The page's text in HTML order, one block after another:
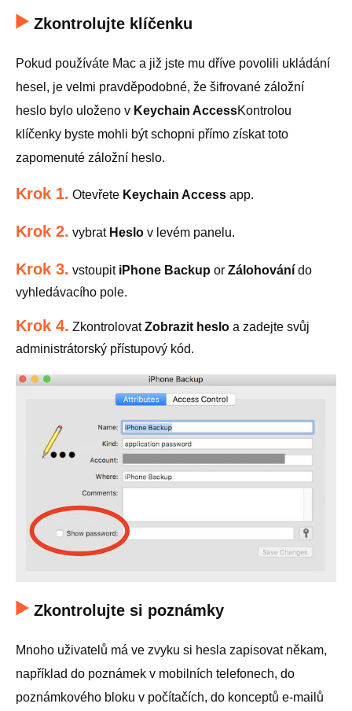
Zkontrolujte klíčenku
Pokud používáte Mac a již jste mu dříve povolili ukládání
hesel, je velmi pravděpodobné, že šifrované záložní
heslo bylo uloženo v Keychain AccessKontrolou
klíčenky byste mohli být schopni přímo získat toto
zapomenuté záložní heslo.
Krok 1. Otevřete Keychain Access app.
Krok 2. vybrat Heslo v levém panelu.
Krok 3. vstoupit iPhone Backup or Zálohování do
vyhledávacího pole.
Krok 4. ZkontrolovatZobrazit heslo a zadejte svůj
administrátorský přístupový kód.
Zkontrolujte si poznámky
Mnoho uživatelů má ve zvyku si hesla zapisovat někam,
například do poznámek v mobilních telefonech, do
poznámkového bloku v počítačích, do konceptů e-mailů